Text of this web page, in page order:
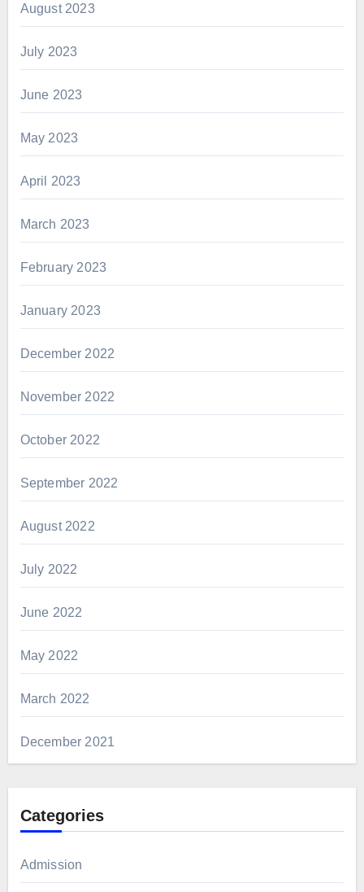
August 2023
July 2023
June 2023
May 2023
April 2023
March 2023
February 2023
January 2023
December 2022
November 2022
October 2022
September 2022
August 2022
July 2022
June 2022
May 2022
March 2022
December 2021
Categories
Admission